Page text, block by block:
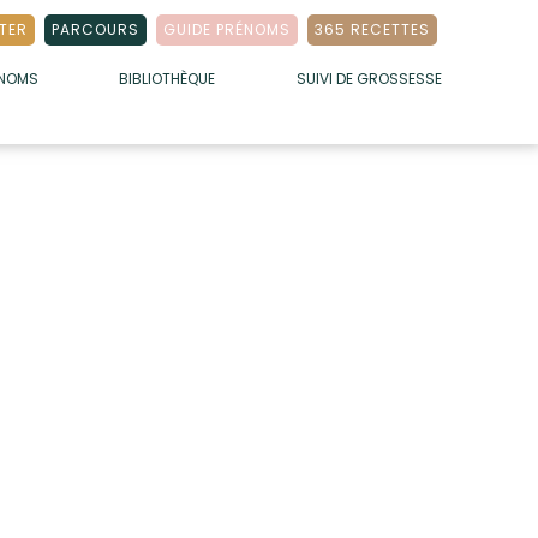
PARCOURS GUIDE PRÉNOMS 365 RECETTES
BIBLIOTHÈQUE SUIVI DE GROSSESSE